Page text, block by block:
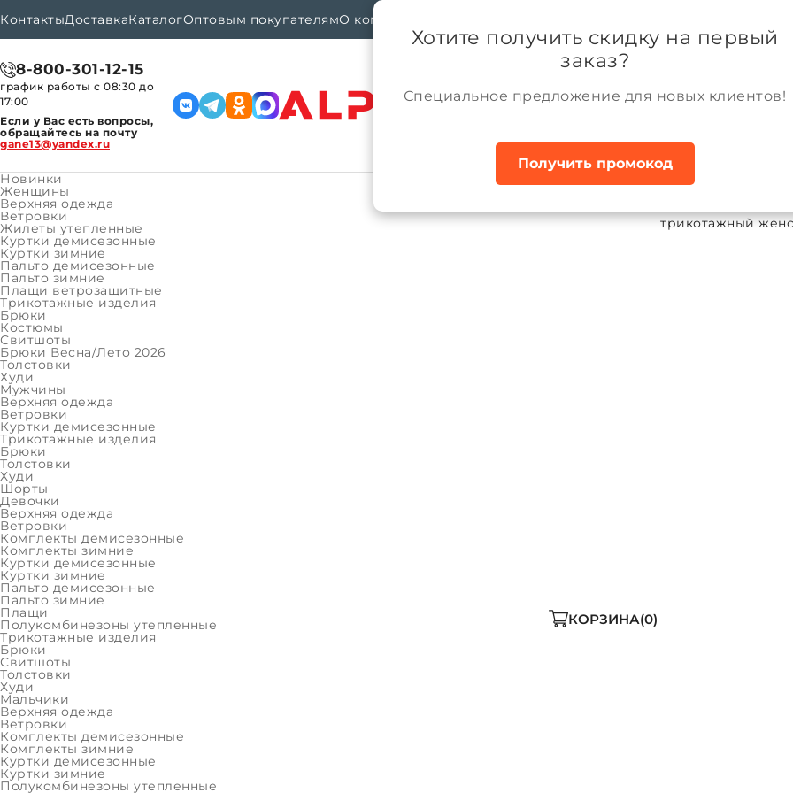
КонтактыДоставкаКаталогОптовым покупателямО компании
8-800-301-12-15
график работы с 08:30 до
17:00
Если у Вас есть вопросы,
обращайтесь на почту
gane13@yandex.ru
Новинки
Женщины
Верхняя одежда
Ветровки
Жилеты утепленные
Куртки демисезонные
Куртки зимние
Пальто демисезонные
Пальто зимние
Плащи ветрозащитные
Трикотажные изделия
Брюки
Костюмы
Свитшоты
Брюки Весна/Лето 2026
Толстовки
Худи
Мужчины
Верхняя одежда
Ветровки
Куртки демисезонные
Трикотажные изделия
Брюки
Толстовки
Худи
Шорты
Девочки
Верхняя одежда
Ветровки
Комплекты демисезонные
Комплекты зимние
Куртки демисезонные
Куртки зимние
Пальто демисезонные
Пальто зимние
Плащи
Полукомбинезоны утепленные
Трикотажные изделия
Брюки
Свитшоты
Толстовки
Худи
Мальчики
Верхняя одежда
Ветровки
Комплекты демисезонные
Комплекты зимние
Куртки демисезонные
Куртки зимние
Полукомбинезоны утепленные
КОРЗИНА 0
Главная Каталог Трикотажные изделия Костюмы Костюм (брюки, джемпер) трикотажный
ОПИСАНИЕ ХАРАКТЕРИСТИКИ
Женский летний брючный костюм ALPEX
Ключевые преимущества
Температурный режим: комфорт от +18 до +30 °C.
Материал: мягкий хлопковый трикотаж (хлопок 75 %, полиэстер 20 %, эластан 5 %) — дышит, приятен на ощупь
Хотите получить скидку на первый
заказ?
Специальное предложение для новых клиентов!
Получить промокод